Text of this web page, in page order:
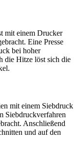
mit einem Drucker
Eine Presse
bei hoher
die Hitze löst sich die
mit einem Siebdruck
Siebdruckverfahren
Anschließend
und auf den